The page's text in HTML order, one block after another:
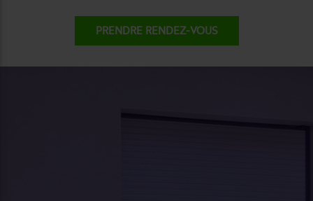
PRENDRE RENDEZ-VOUS